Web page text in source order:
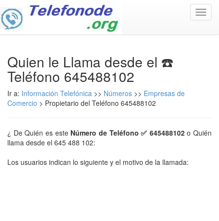
Quien le Llama desde el ☎️
Teléfono 645488102
Ir a: Información Telefónica >> Números >> Empresas de
Comercio > Propietario del Teléfono 645488102
¿ De Quién es este Número de Teléfono ✅ 645488102o Quién
llama desde el 645 488 102:
Los usuarios indican lo siguiente y el motivo de la llamada: